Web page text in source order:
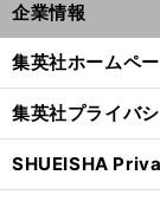
企業情報
集英社ホームペ
集英社プライバ
SHUEISHA